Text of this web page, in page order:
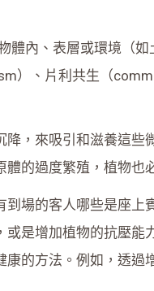
內、表層或環境（
）、片利共生（
，來吸引和滋養這
的過度繁殖，植物也
場的客人哪些是座
是增加植物的抗壓
的方法。例如，透